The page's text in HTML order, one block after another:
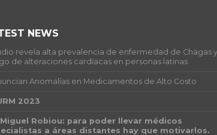
NEWS
revela alta prevalencia de enfermedad de Chagas y
de alteraciones cardíacas en personas latinas
Anomalías en Medicamentos de Alto Costo
2023
Robiou: para poder llevar médicos
a áreas distantes hay que motivarlos.